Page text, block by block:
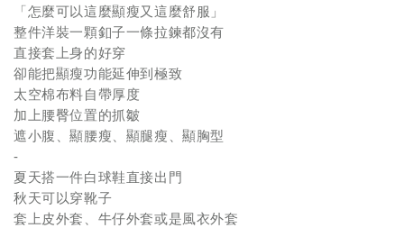
「怎麼可以這麼顯瘦又這麼舒服」
整件洋裝一顆釦子一條拉鍊都沒有
直接套上身的好穿
卻能把顯瘦功能延伸到極致
太空棉布料自帶厚度
加上腰臀位置的抓皺
遮小腹、顯腰瘦、顯腿瘦、顯胸型
-
夏天搭一件白球鞋直接出門
秋天可以穿靴子
套上皮外套、牛仔外套或是風衣外套